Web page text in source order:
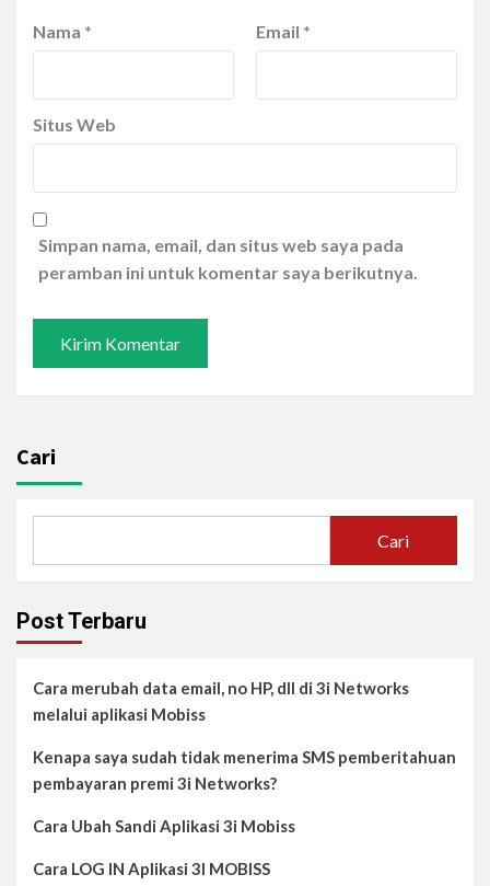
Nama * Email *
Situs Web
Simpan nama, email, dan situs web saya pada
peramban ini untuk komentar saya berikutnya.
Cari
Cari
Post Terbaru
Cara merubah data email, no HP, dll di 3i Networks
melalui aplikasi Mobiss
Kenapa saya sudah tidak menerima SMS pemberitahuan
pembayaran premi 3i Networks?
Cara Ubah Sandi Aplikasi 3i Mobiss
Cara LOG IN Aplikasi 3I MOBISS